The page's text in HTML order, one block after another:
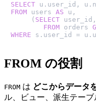
SELECT
FROM users AS u,
     (
SELECT
FROM orders
WHERE s.user_id =
FROM の役割
FROM は どこからデータ
ル、ビュー、派生テー